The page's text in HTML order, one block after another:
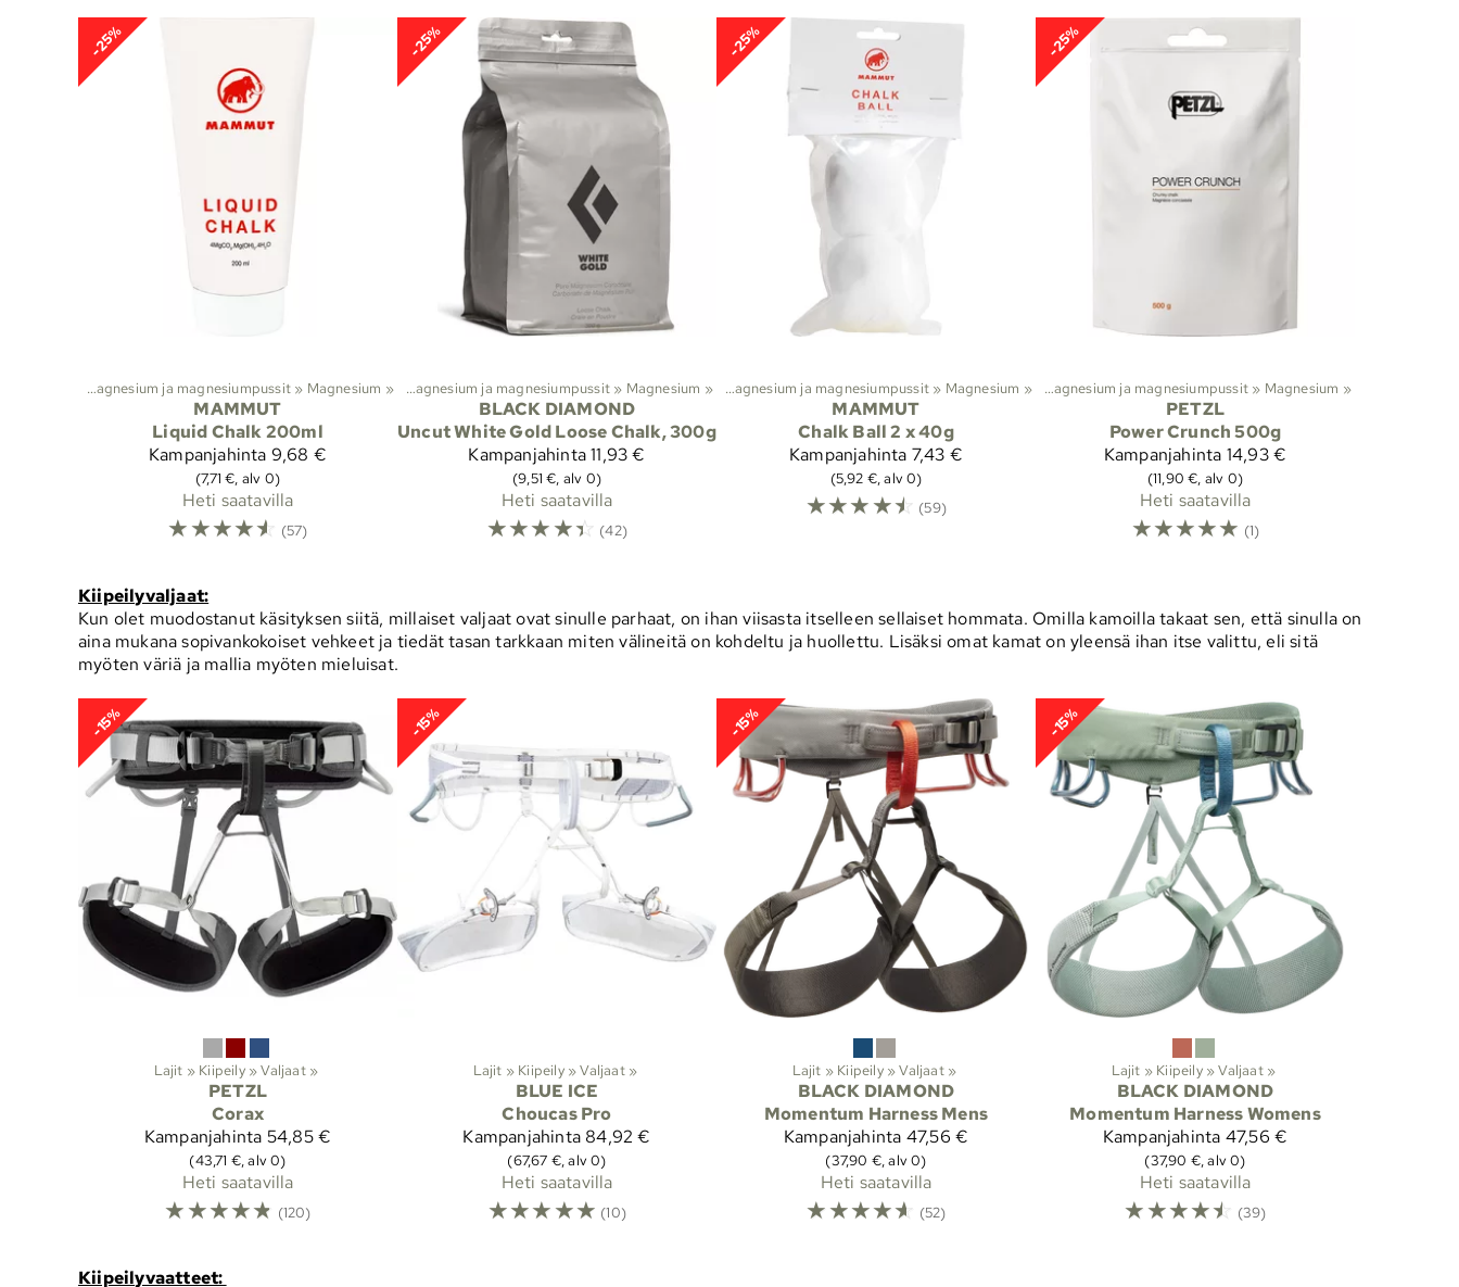
-25%
Magnesium ja magnesiumpussit ‪» Magnesium ‪»
MAMMUT
Liquid Chalk 200ml
Kampanjahinta 9,68 €
(7,71 €, alv 0)
Heti saatavilla
☆☆☆☆☆ (57)
-25%
Lajit‪»Kiipeily‪» Magnesium ja magnesiumpussit ‪» Magnesium ‪»
BLACK DIAMOND
Uncut White Gold Loose Chalk, 300g
Kampanjahinta11,93 €
(9,51 €, alv 0)
Heti saatavilla
☆☆☆☆☆ (42)
-25%
Lajit‪»Kiipeily‪» Magnesium ja magnesiumpussit ‪» Magnesium ‪»
MAMMUT
Chalk Ball 2 x 40g
Kampanjahinta 7,43 €
(5,92 €, alv 0)
☆☆☆☆☆ (59)
-25%
Lajit‪»Kiipeily‪» Magnesium ja magnesiumpussit ‪» Magnesium ‪»
PETZL
Power Crunch 500g
Kampanjahinta 14,93 €
(11,90 €, alv 0)
Heti saatavilla
☆☆☆☆☆ (1)
Kiipeilyvaljaat:
Kun olet muodostanut käsityksen siitä, millaiset valjaat ovat sinulle parhaat, on ihan viisasta itselleen sellaiset hommata. Omilla kamoilla takaat sen, että sinulla on
aina mukana sopivankokoiset vehkeet ja tiedät tasan tarkkaan miten välineitä on kohdeltu ja huollettu. Lisäksi omat kamat on yleensä ihan itse valittu, eli sitä
myöten väriä ja mallia myöten mieluisat.
-15%
Lajit ‪» Kiipeily ‪»Valjaat ‪»
PETZL
Corax
Kampanjahinta 54,85 €
(43,71 €, alv 0)
Heti saatavilla
☆☆☆☆☆ (120)
-15%
Lajit ‪» Kiipeily ‪»Valjaat ‪»
BLUE ICE
Choucas Pro
Kampanjahinta 84,92 €
(67,67 €, alv 0)
Heti saatavilla
☆☆☆☆☆ (10)
-15%
Lajit ‪» Kiipeily ‪»Valjaat ‪»
BLACK DIAMOND
Momentum Harness Mens
Kampanjahinta 47,56 €
(37,90 €, alv 0)
Heti saatavilla
☆☆☆☆☆ (52)
-15%
Lajit ‪» Kiipeily ‪»Valjaat ‪»
BLACK DIAMOND
Momentum Harness Womens
Kampanjahinta 47,56 €
(37,90 €, alv 0)
Heti saatavilla
☆☆☆☆☆ (39)
Kiipeilyvaatteet: